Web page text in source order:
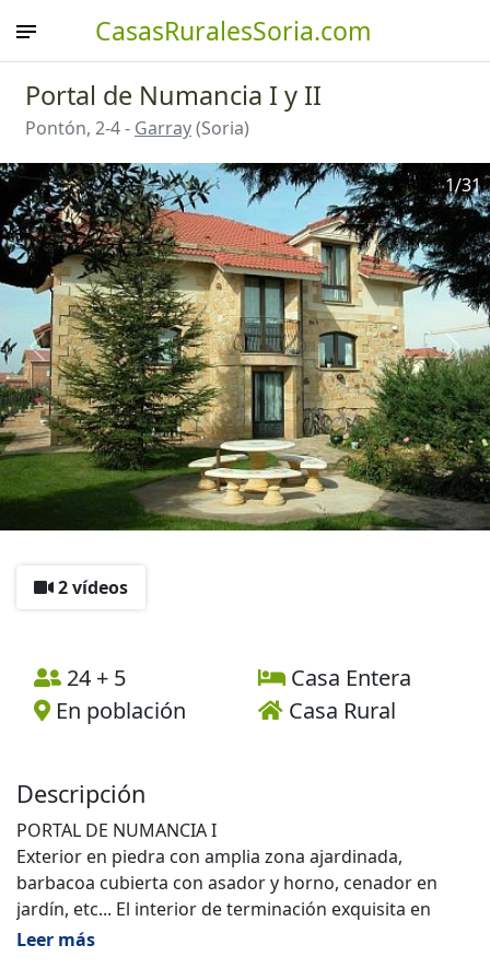
CasasRuralesSoria.com
Portal de Numancia I y II
Pontón, 2-4 - Garray(Soria)
Anterior
1/31
2 vídeos
24 + 5
Casa Entera
En población
Casa Rural
Descripción
PORTAL DE NUMANCIA I
Exterior en piedra con amplia zona ajardinada,
barbacoa cubierta con asador y horno, cenador en
jardín, etc... El interior de terminación exquisita en
rústico funcional. Cuenta con 4 dormitorios dobles
Leer más